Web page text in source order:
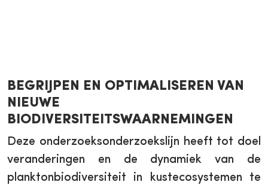
BEGRIJPEN EN OPTIMALISEREN VAN
NIEUWE
BIODIVERSITEITSWAARNEMINGEN
Deze onderzoeksonderzoekslijn heeft tot doel
veranderingen en de dynamiek van de
planktonbiodiversiteit in kustecosystemen te